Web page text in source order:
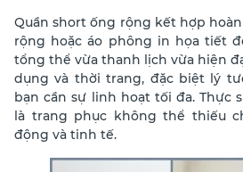
Quần short ống rộng kết hợp
rộng hoặc áo phông in họa tiết
tổng thể vừa thanh lịch vừa hiện
dụng và thời trang, đặc biệt lý
bạn cần sự linh hoạt tối đa. Thực
là trang phục không thể thiếu
động và tinh tế.